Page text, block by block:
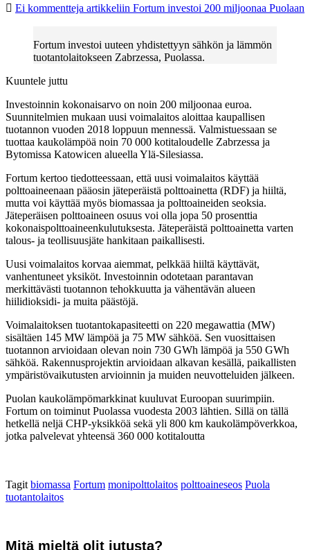
Ei kommentteja artikkeliin Fortum investoi 200 miljoonaa Puolaan
Fortum investoi uuteen yhdistettyyn sähkön ja lämmön
tuotantolaitokseen Zabrzessa, Puolassa.
Kuuntele juttu
Investoinnin kokonaisarvo on noin 200 miljoonaa euroa.
Suunnitelmien mukaan uusi voimalaitos aloittaa kaupallisen
tuotannon vuoden 2018 loppuun mennessä. Valmistuessaan se
tuottaa kaukolämpöä noin 70 000 kotitaloudelle Zabrzessa ja
Bytomissa Katowicen alueella Ylä-Silesiassa.
Fortum kertoo tiedotteessaan, että uusi voimalaitos käyttää
polttoaineenaan pääosin jäteperäistä polttoainetta (RDF) ja hiiltä,
mutta voi käyttää myös biomassaa ja polttoaineiden seoksia.
Jäteperäisen polttoaineen osuus voi olla jopa 50 prosenttia
kokonaispolttoaineenkulutuksesta. Jäteperäistä polttoainetta varten
talous- ja teollisuusjäte hankitaan paikallisesti.
Uusi voimalaitos korvaa aiemmat, pelkkää hiiltä käyttävät,
vanhentuneet yksiköt. Investoinnin odotetaan parantavan
merkittävästi tuotannon tehokkuutta ja vähentävän alueen
hiilidioksidi- ja muita päästöjä.
Voimalaitoksen tuotantokapasiteetti on 220 megawattia (MW)
sisältäen 145 MW lämpöä ja 75 MW sähköä. Sen vuosittaisen
tuotannon arvioidaan olevan noin 730 GWh lämpöä ja 550 GWh
sähköä. Rakennusprojektin arvioidaan alkavan kesällä, paikallisten
ympäristövaikutusten arvioinnin ja muiden neuvotteluiden jälkeen.
Puolan kaukolämpömarkkinat kuuluvat Euroopan suurimpiin.
Fortum on toiminut Puolassa vuodesta 2003 lähtien. Sillä on tällä
hetkellä neljä CHP-yksikköä sekä yli 800 km kaukolämpöverkkoa,
jotka palvelevat yhteensä 360 000 kotitaloutta
Tagit biomassa Fortum monipolttolaitos polttoaineseos Puola
tuotantolaitos
Mitä mieltä olit jutusta?